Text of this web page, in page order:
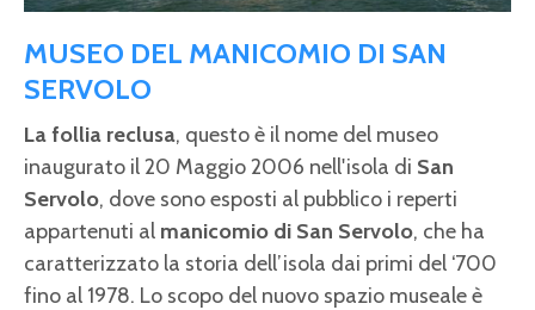
MUSEO DEL MANICOMIO DI SAN
SERVOLO
La follia reclusa, questo è il nome del museo
inaugurato il 20 Maggio 2006 nell'isola di San
Servolo, dove sono esposti al pubblico i reperti
appartenuti al manicomio di San Servolo, che ha
caratterizzato la storia dell’isola dai primi del ‘700
fino al 1978. Lo scopo del nuovo spazio museale è